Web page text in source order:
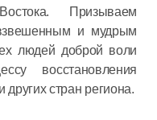
Призываем
и мудрым
людей доброй воли
восстановления
стран региона.